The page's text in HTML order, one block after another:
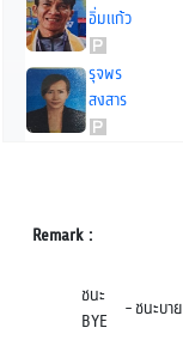
อิ่มแก้ว
รุจพร
สงสาร
Remark :
ชนะ
BYE
-ชนะบาย